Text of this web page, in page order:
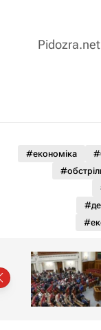
#економіка